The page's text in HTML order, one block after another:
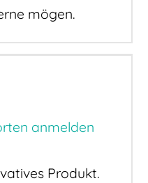
mögen.
anmelden
Produkt.